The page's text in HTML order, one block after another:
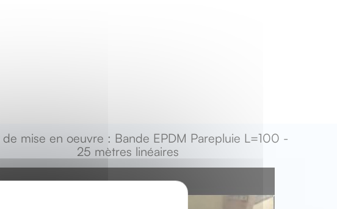
mise en oeuvre : Bande EPDM Parepluie L=100 -
25 mètres linéaires